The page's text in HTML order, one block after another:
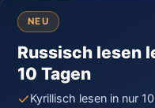
Einstufungstest
Sprachreisen
PORTAL – Community
Wissen & Ratgeber
Russland-Knigge
NEU
Russisch lesen
10 Tagen
Kyrillisch lesen in nur